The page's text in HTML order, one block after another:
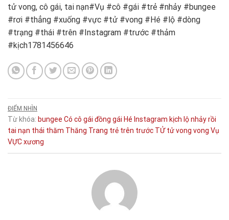
tử vong, cô gái, tai nạn#Vụ #cô #gái #trẻ #nhảy #bungee
#rơi #thẳng #xuống #vực #tử #vong #Hé #lộ #dòng
#trạng #thái #trên #Instagram #trước #thảm
#kịch1781456646
ĐIỂM NHÌN
Từ khóa: bungee Có cô gái đồng gái Hé Instagram kịch lộnhảyrồi
tai nạn thái thăm Thăng Trang trẻ trên trước TỬ tử vong vong Vụ
VỰCxương